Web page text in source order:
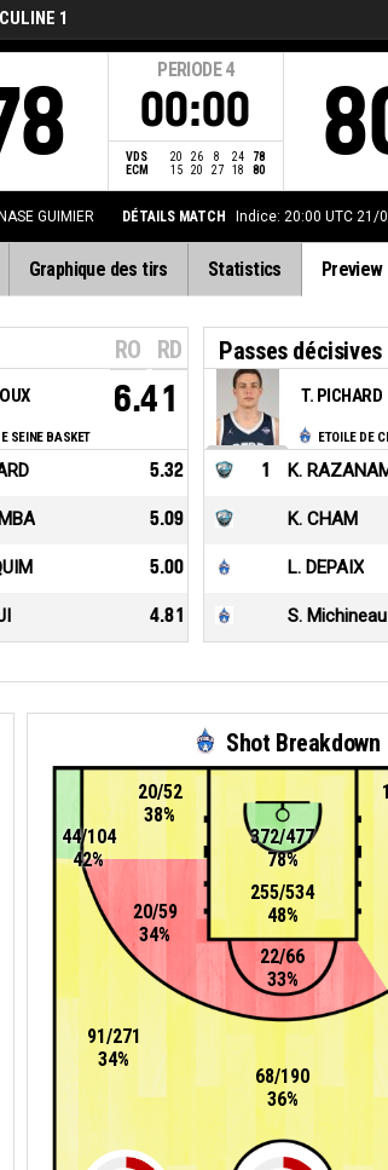
1
PERIODE 4
00:00
VDS 20 26 8 24
78
ECM
15 20 27 18 80
GUIMIER DÉTAILS MATCH Indice: 20:00 UTC 21/
Graphique des tirs Statistics Preview
RO RD
SEINE BASKET
6.41
5.32
5.09
5.00
4.81
Passes décisives
T. PICHARD
1 K.
K. CHAM
L. DEPAIX
S. Michineau
Shot Breakdown
372/477
78%
255/534
48%
22/66
33%
44/104
42%
20/59
34%
91/271
34%
20/52
38%
68/190
36%